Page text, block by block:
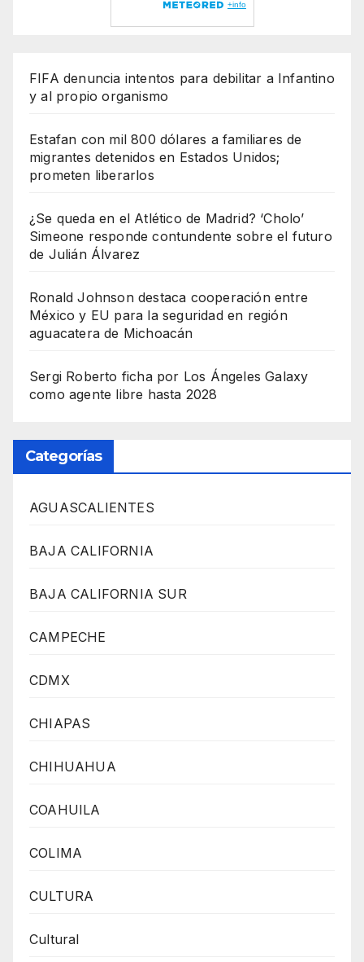
FIFA denuncia intentos para debilitar a Infantino
y al propio organismo
Estafan con mil 800 dólares a familiares de
migrantes detenidos en Estados Unidos;
prometen liberarlos
¿Se queda en el Atlético de Madrid? ‘Cholo’
Simeone responde contundente sobre el futuro
de Julián Álvarez
Ronald Johnson destaca cooperación entre
México y EU para la seguridad en región
aguacatera de Michoacán
Sergi Roberto ficha por Los Ángeles Galaxy
como agente libre hasta 2028
Categorías
AGUASCALIENTES
BAJA CALIFORNIA
BAJA CALIFORNIA SUR
CAMPECHE
CDMX
CHIAPAS
CHIHUAHUA
COAHUILA
COLIMA
CULTURA
Cultural